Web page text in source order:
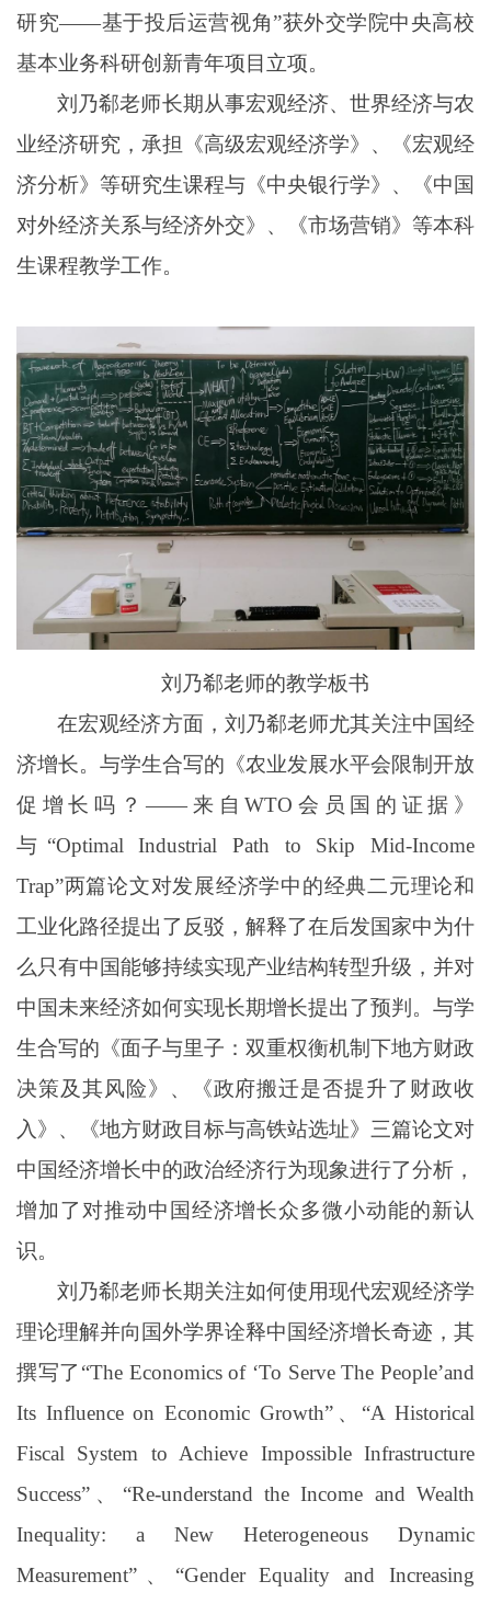
研究——基于投后运营视角”获外交学院中央高校
基本业务科研创新青年项目立项。
刘乃郗老师长期从事宏观经济、世界经济与农
业经济研究，承担《高级宏观经济学》、《宏观经
济分析》等研究生课程与《中央银行学》、《中国
对外经济关系与经济外交》、《市场营销》等本科
生课程教学工作。
刘乃郗老师的教学板书
在宏观经济方面，刘乃郗老师尤其关注中国经
济增长。与学生合写的《农业发展水平会限制开放
促增长吗？——来自WTO 会员国的证据》
与“Optimal Industrial Path to Skip Mid-Income
Trap”两篇论文对发展经济学中的经典二元理论和
工业化路径提出了反驳，解释了在后发国家中为什
么只有中国能够持续实现产业结构转型升级，并对
中国未来经济如何实现长期增长提出了预判。与学
生合写的《面子与里子：双重权衡机制下地方财政
决策及其风险》、《政府搬迁是否提升了财政收
入》、《地方财政目标与高铁站选址》三篇论文对
中国经济增长中的政治经济行为现象进行了分析，
增加了对推动中国经济增长众多微小动能的新认
识。
刘乃郗老师长期关注如何使用现代宏观经济学
理论理解并向国外学界诠释中国经济增长奇迹，其
撰写了“The Economics of ‘To Serve The People’and
Its Influence on Economic Growth”、“A Historical
Fiscal System to Achieve Impossible Infrastructure
Success”、“Re-understand the Income and Wealth
Inequality: a New Heterogeneous Dynamic
Measurement”、“Gender Equality and Increasing